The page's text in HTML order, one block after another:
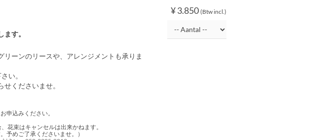
¥ 3.850 (Btw incl.)
す。
ーンのリースや、アレンジメントも承りま
い。
くださいませ。
申込みください。
花束はキャンセルは出来かねます。
予めご了承くださいませ。）